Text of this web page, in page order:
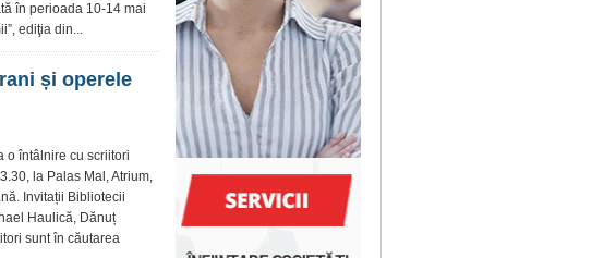
în perioada 10-14 mai
ediţia din...
și operele
o întâlnire cu scriitori
la Palas Mal, Atrium,
Invitații Bibliotecii
Haulică, Dănuț
sunt în căutarea